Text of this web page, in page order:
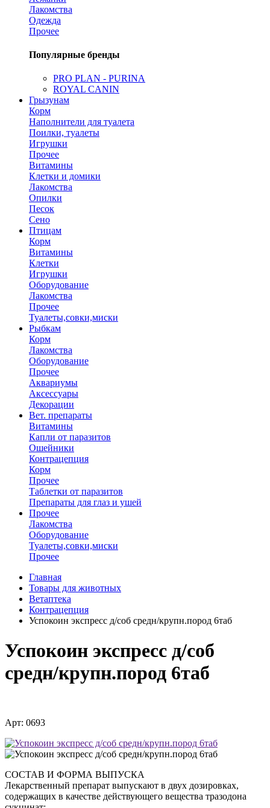
Лакомства
Одежда
Прочее
Популярные бренды
PRO PLAN - PURINA
ROYAL CANIN
Грызунам
Корм
Наполнители для туалета
Поилки, туалеты
Игрушки
Прочее
Витамины
Клетки и домики
Лакомства
Опилки
Песок
Сено
Птицам
Корм
Витамины
Клетки
Игрушки
Оборудование
Лакомства
Прочее
Туалеты,совки,миски
Рыбкам
Корм
Лакомства
Оборудование
Прочее
Аквариумы
Аксессуары
Декорации
Вет. препараты
Витамины
Капли от паразитов
Ошейники
Контрацепция
Корм
Прочее
Таблетки от паразитов
Препараты для глаз и ушей
Прочее
Лакомства
Оборудование
Туалеты,совки,миски
Прочее
Главная
Товары для животных
Ветаптека
Контрацепция
Успокоин экспресс д/соб средн/крупн.пород 6таб
Успокоин экспресс д/соб
средн/крупн.пород 6таб
Арт: 0693
СОСТАВ И ФОРМА ВЫПУСКА
Лекарственный препарат выпускают в двух дозировках,
содержащих в качестве действующего вещества тразодона